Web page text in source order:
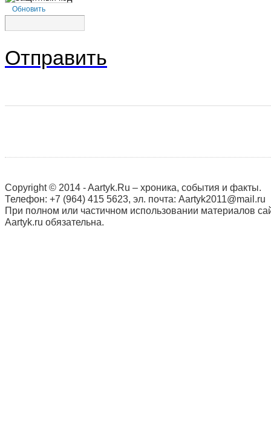
Обновить
Отправить
Copyright © 2014 - Aartyk.Ru – хроника, события и факты.
Телефон: +7 (964) 415 5623, эл. почта: Aartyk2011@mail.ru
При полном или частичном использовании материалов
Aartyk.ru oбязательна.